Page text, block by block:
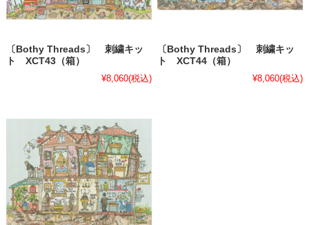
〔Bothy Threads〕 刺繍キッ
ト XCT43（箱）
¥8,060(税込)
〔Bothy Threads〕 刺繍キッ
ト XCT44（箱）
¥8,060(税込)